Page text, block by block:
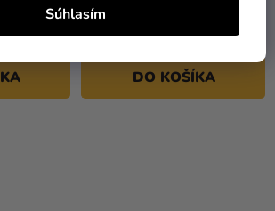
Súhlasím
1,90 €
DO KOŠÍKA